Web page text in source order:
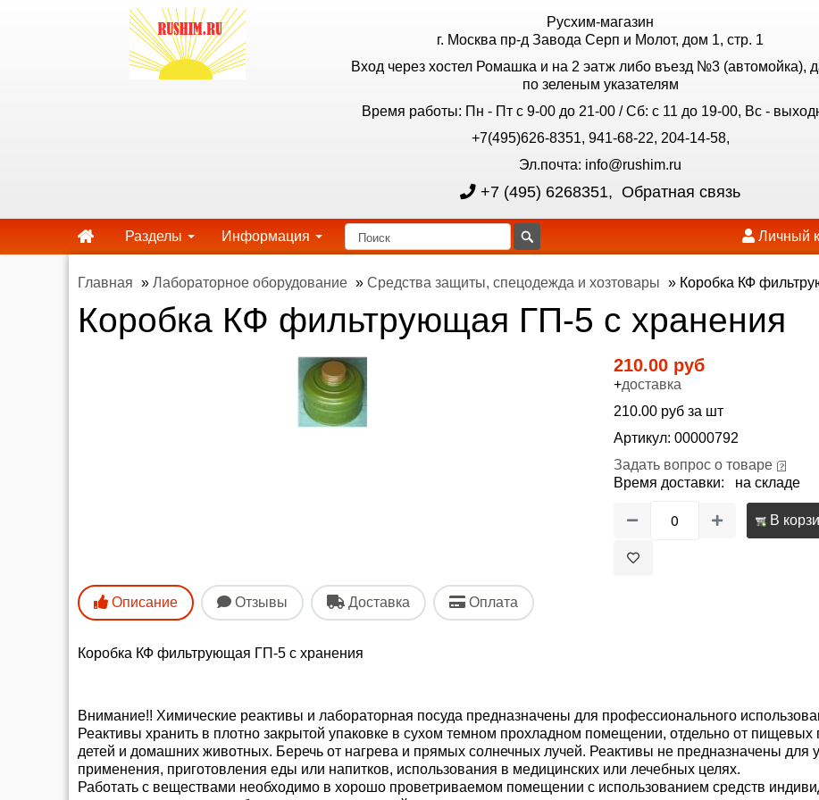
Русхим-магазин
г. Москва пр-д Завода Серп и Молот, дом 1, стр. 1
Вход через хостел Ромашка и на 2 эатж либо въезд №3 (автомойка),
по зеленым указателям
Время работы: Пн - Пт с 9-00 до 21-00 / Сб: с 11 до 19-00, Вс -
+7(495)626-8351, 941-68-22, 204-14-58,
Эл.почта: info@rushim.ru
+7 (495) 6268351, Обратная связь
Разделы Информация Личный
Главная » Лабораторное оборудование » Средства защиты, спецодежда и хозтовары » Коробка КФ
Коробка КФ фильтрующая ГП-5 с хранения
210.00 руб
+доставка
210.00 руб за шт
Артикул: 00000792
Задать вопрос о товаре
Время доставки: на складе
В
Описание Отзывы Доставка Оплата
Коробка КФ фильтрующая ГП-5 с хранения
Внимание!! Химические реактивы и лабораторная посуда предназначены для профессионального
Реактивы хранить в плотно закрытой упаковке в сухом темном прохладном помещении, отдельно от
детей и домашних животных. Беречь от нагрева и прямых солнечных лучей. Реактивы не предназначены для
применения, приготовления еды или напитков, использования в медицинских или лечебных целях.
Работать с веществами необходимо в хорошо проветриваемом помещении с использованием средств